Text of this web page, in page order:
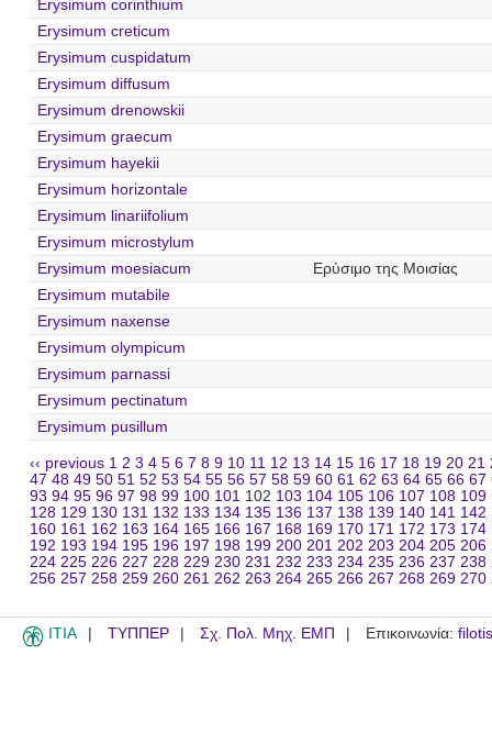
Erysimum corinthium
Erysimum creticum
Erysimum cuspidatum
Erysimum diffusum
Erysimum drenowskii
Erysimum graecum
Erysimum hayekii
Erysimum horizontale
Erysimum linariifolium
Erysimum microstylum
Erysimum moesiacum
Ερύσιμο της Μοισίας
Erysimum mutabile
Erysimum naxense
Erysimum olympicum
Erysimum parnassi
Erysimum pectinatum
Erysimum pusillum
‹‹ previous 1 2 3 4 5 6 7 8 9 10 11 12 13 14 15 16 17 18 19 20 21
47 48 49 50 51 52 53 54 55 56 57 58 59 60 61 62 63 64 65 66 67
93 94 95 96 97 98 99 100 101 102 103 104 105 106 107 108 109
128 129 130 131 132 133 134 135 136 137 138 139 140 141 142
160 161 162 163 164 165 166 167 168 169 170 171 172 173 174
192 193 194 195 196 197 198 199 200 201 202 203 204 205 206
224 225 226 227 228 229 230 231 232 233 234 235 236 237 238
256 257 258 259 260 261 262 263 264 265 266 267 268 269 270
ITIA ΤΥΠΠΕΡ Σχ. Πολ. Μηχ. ΕΜΠ Επικοινωνία: